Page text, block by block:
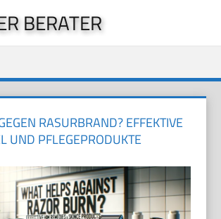
BERATER
RASURBRAND? EFFEKTIVE
UND PFLEGEPRODUKTE